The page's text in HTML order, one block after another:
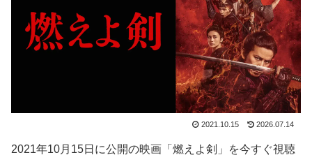
2021.10.15 2026.07.14
2021年10月15日に公開の映画「燃えよ剣」を今すぐ視聴